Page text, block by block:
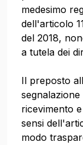
medesimo
dell'articolo
del 2018,
a tutela dei
Il preposto
ricevimento
sensi
modo